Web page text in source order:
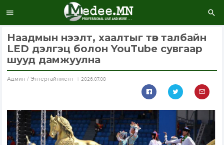
Наадмын нээлт, хаалтыг төв талбайн
LED дэлгэц болон YouTube сувгаар
шууд дамжуулна
Aдмин / Энтертайнмент 2026.07.08